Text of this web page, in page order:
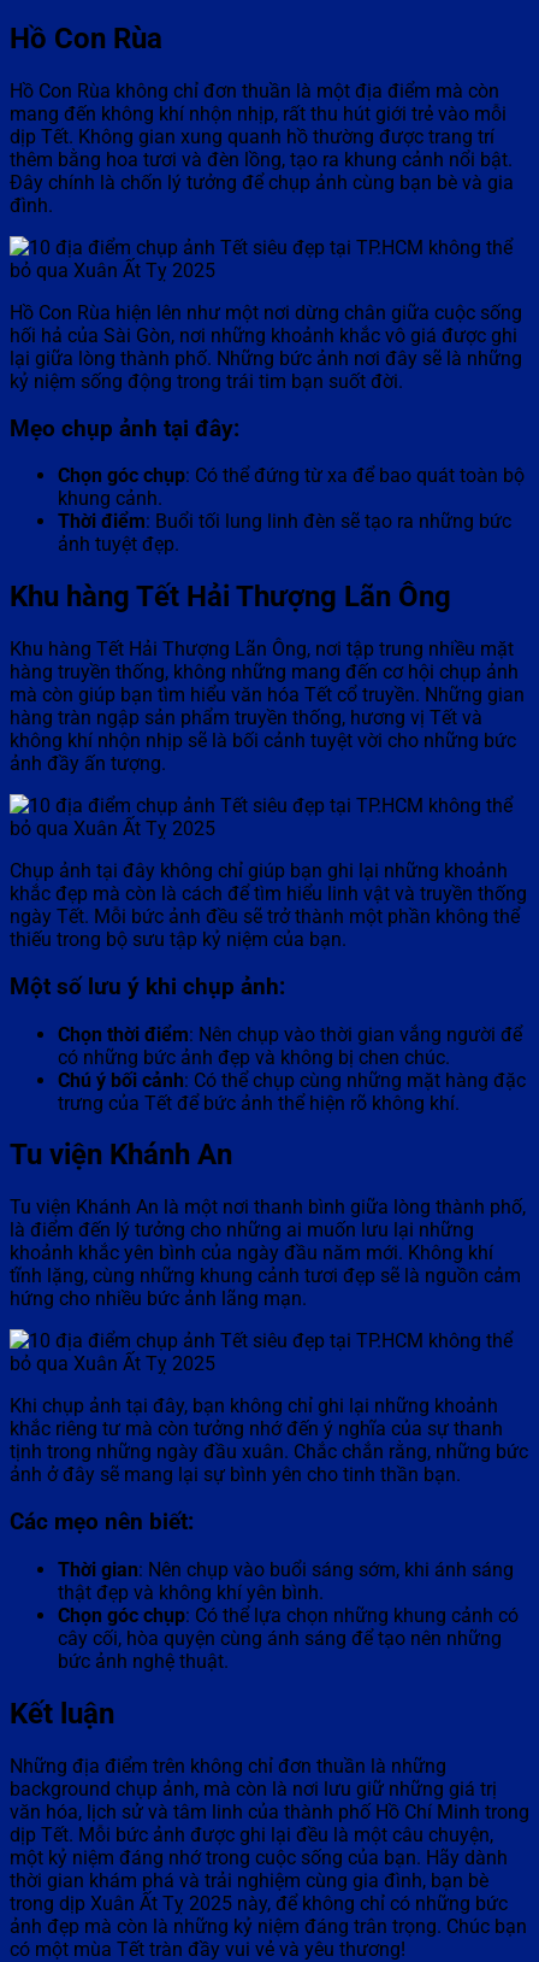
Hồ Con Rùa
Hồ Con Rùa không chỉ đơn thuần là một địa điểm mà còn
mang đến không khí nhộn nhịp, rất thu hút giới trẻ vào mỗi
dịp Tết. Không gian xung quanh hồ thường được trang trí
thêm bằng hoa tươi và đèn lồng, tạo ra khung cảnh nổi bật.
Đây chính là chốn lý tưởng để chụp ảnh cùng bạn bè và gia
đình.
Hồ Con Rùa hiện lên như một nơi dừng chân giữa cuộc sống
hối hả của Sài Gòn, nơi những khoảnh khắc vô giá được ghi
lại giữa lòng thành phố. Những bức ảnh nơi đây sẽ là những
kỷ niệm sống động trong trái tim bạn suốt đời.
Mẹo chụp ảnh tại đây:
Chọn góc chụp: Có thể đứng từ xa để bao quát toàn bộ
khung cảnh.
Thời điểm: Buổi tối lung linh đèn sẽ tạo ra những bức
ảnh tuyệt đẹp.
Khu hàng Tết Hải Thượng Lãn Ông
Khu hàng Tết Hải Thượng Lãn Ông, nơi tập trung nhiều mặt
hàng truyền thống, không những mang đến cơ hội chụp ảnh
mà còn giúp bạn tìm hiểu văn hóa Tết cổ truyền. Những gian
hàng tràn ngập sản phẩm truyền thống, hương vị Tết và
không khí nhộn nhịp sẽ là bối cảnh tuyệt vời cho những bức
ảnh đầy ấn tượng.
Chụp ảnh tại đây không chỉ giúp bạn ghi lại những khoảnh
khắc đẹp mà còn là cách để tìm hiểu linh vật và truyền thống
ngày Tết. Mỗi bức ảnh đều sẽ trở thành một phần không thể
thiếu trong bộ sưu tập kỷ niệm của bạn.
Một số lưu ý khi chụp ảnh:
Chọn thời điểm: Nên chụp vào thời gian vắng người để
có những bức ảnh đẹp và không bị chen chúc.
Chú ý bối cảnh: Có thể chụp cùng những mặt hàng đặc
trưng của Tết để bức ảnh thể hiện rõ không khí.
Tu viện Khánh An
Tu viện Khánh An là một nơi thanh bình giữa lòng thành phố,
là điểm đến lý tưởng cho những ai muốn lưu lại những
khoảnh khắc yên bình của ngày đầu năm mới. Không khí
tĩnh lặng, cùng những khung cảnh tươi đẹp sẽ là nguồn cảm
hứng cho nhiều bức ảnh lãng mạn.
Khi chụp ảnh tại đây, bạn không chỉ ghi lại những khoảnh
khắc riêng tư mà còn tưởng nhớ đến ý nghĩa của sự thanh
tịnh trong những ngày đầu xuân. Chắc chắn rằng, những bức
ảnh ở đây sẽ mang lại sự bình yên cho tinh thần bạn.
Các mẹo nên biết:
Thời gian: Nên chụp vào buổi sáng sớm, khi ánh sáng
thật đẹp và không khí yên bình.
Chọn góc chụp: Có thể lựa chọn những khung cảnh có
cây cối, hòa quyện cùng ánh sáng để tạo nên những
bức ảnh nghệ thuật.
Kết luận
Những địa điểm trên không chỉ đơn thuần là những
background chụp ảnh, mà còn là nơi lưu giữ những giá trị
văn hóa, lịch sử và tâm linh của thành phố Hồ Chí Minh trong
dịp Tết. Mỗi bức ảnh được ghi lại đều là một câu chuyện,
một kỷ niệm đáng nhớ trong cuộc sống của bạn. Hãy dành
thời gian khám phá và trải nghiệm cùng gia đình, bạn bè
trong dịp Xuân Ất Tỵ 2025 này, để không chỉ có những bức
ảnh đẹp mà còn là những kỷ niệm đáng trân trọng. Chúc bạn
có một mùa Tết tràn đầy vui vẻ và yêu thương!